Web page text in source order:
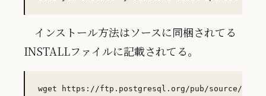
インストール方法はソースに同梱されてる
INSTALLファイルに記載されてる。
wget https://ftp.postgresql.org/pub/source/